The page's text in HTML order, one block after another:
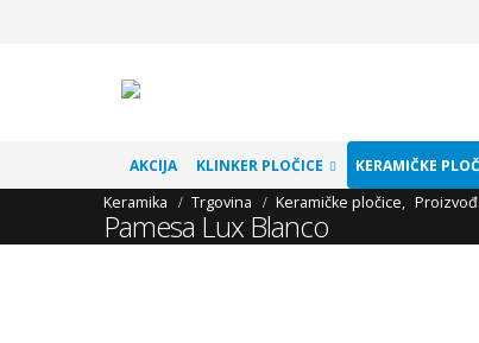
AKCIJA KLINKER PLOČICE KERAMIČKE
Keramika
Trgovina Keramičke pločice,
Pamesa Lux Blanco